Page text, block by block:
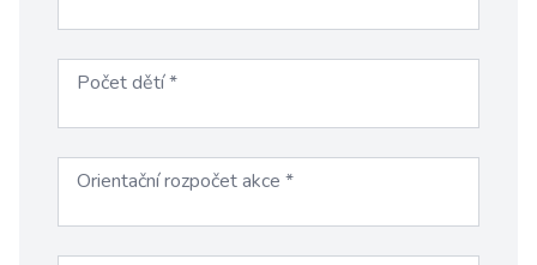
Počet dětí*
Orientační rozpočet akce *